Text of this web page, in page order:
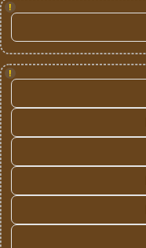
!
!